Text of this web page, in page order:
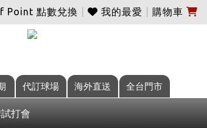
Point 點數兌換 我的最愛 購物車
代訂球場 海外直送 全台門市
打會